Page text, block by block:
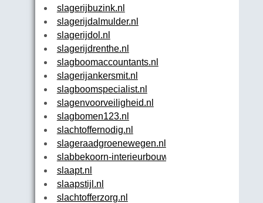
slagerijbuzink.nl
slagerijdalmulder.nl
slagerijdol.nl
slagerijdrenthe.nl
slagboomaccountants.nl
slagerijankersmit.nl
slagboomspecialist.nl
slagenvoorveiligheid.nl
slagbomen123.nl
slachtoffernodig.nl
slageraadgroenewegen.nl
slabbekoorn-interieurbouw.nl
slaapt.nl
slaapstijl.nl
slachtofferzorg.nl